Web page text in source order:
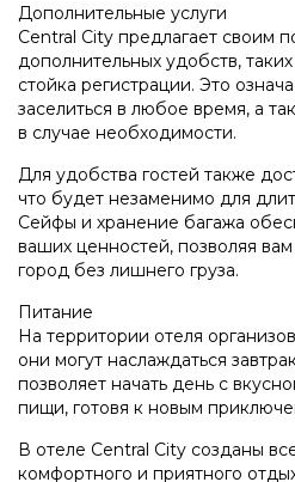
Дополнительные услуги
Central City предлагает своим
дополнительных удобств,
стойка регистрации. Это
заселиться в любое время, а
в случае необходимости.
Для удобства гостей также
что будет незаменимо для
Сейфы и хранение багажа
ваших ценностей, позволяя
город без лишнего груза.
Питание
На территории отеля
они могут наслаждаться
позволяет начать день с
пищи, готовя к новым
В отеле Central City созданы
комфортного и приятного